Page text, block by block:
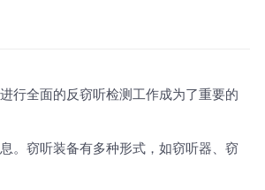
行全面的反窃听检测工作成为了重要的
。窃听装备有多种形式，如窃听器、窃